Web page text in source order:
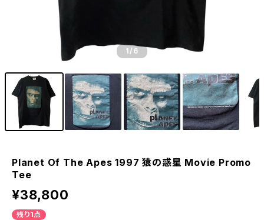
1 /6
Planet Of The Apes 1997 猿の惑星 Movie Promo
Tee
¥38,800
残り1点